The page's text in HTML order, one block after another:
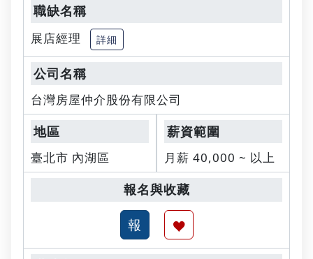
展店經理 詳細
台灣房屋仲介股份有限公司
臺北市 內湖區 月薪 40,000 ~ 以上